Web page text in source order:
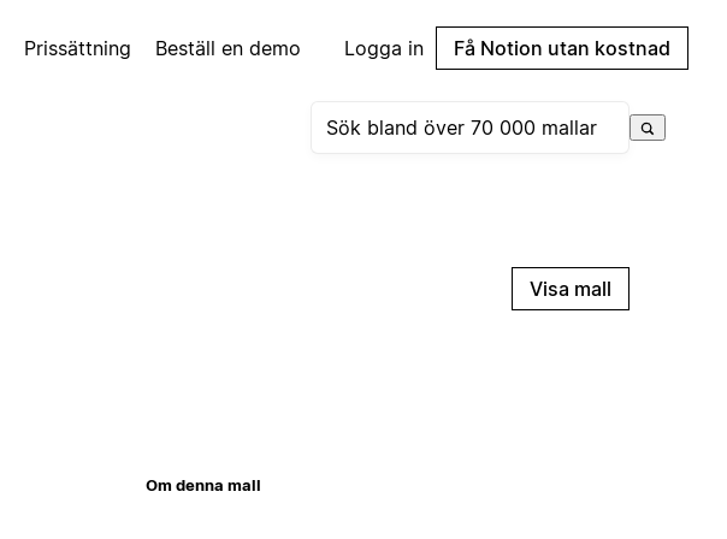
Prissättning Beställ en demo Logga in Få Notion utan kostnad
Visa mall
Om denna mall